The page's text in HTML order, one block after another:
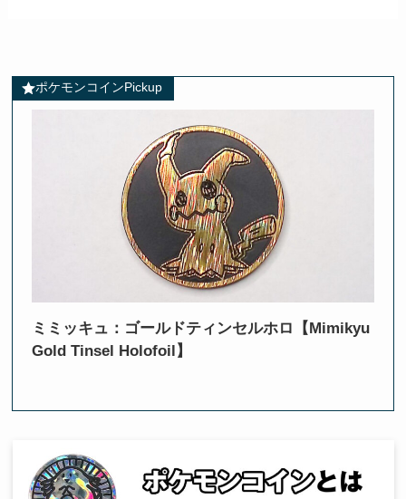
ポケモンコインPickup
ミミッキュ：ゴールドティンセルホロ【Mimikyu
Gold Tinsel Holofoil】